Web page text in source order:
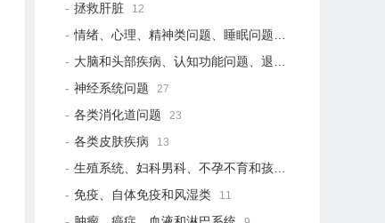
拯救肝脏 12
情绪、心理、精神类问题、睡眠问题 18
大脑和头部疾病、认知功能问题、退行性疾病
神经系统问题 27
各类消化道问题 23
各类皮肤疾病 13
生殖系统、妇科男科、不孕不育和孩子健康
免疫、自体免疫和风湿类 11